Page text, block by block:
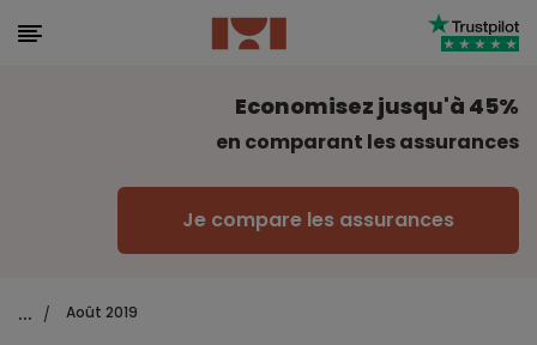
Economisez jusqu'à 45%
en comparant les assurances
Je compare les assurances
... / Août 2019